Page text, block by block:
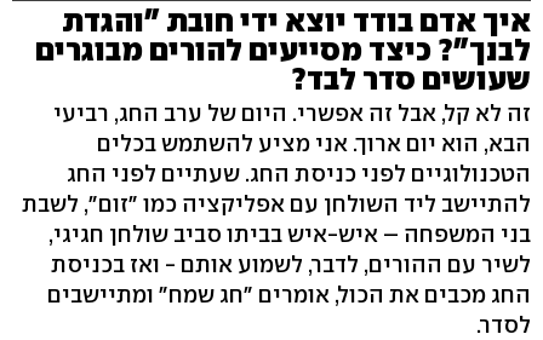
איך אדם בודד יוצא ידי חובת "והגדת
לבנך"? כיצד מסייעים להורים מבוגרים
שעושים סדר לבד?
זה לא קל, אבל זה אפשרי. היום של ערב החג, רביעי
הבא, הוא יום ארוך. אני מציע להשתמש בכלים
הטכנולוגיים לפני כניסת החג. שעתיים לפני החג
להתיישב ליד השולחן עם אפליקציה כמו "זום", לשבת
בני המשפחה – איש-איש בביתו סביב שולחן חגיגי,
לשיר עם ההורים, לדבר, לשמוע אותם - ואז בכניסת
החג מכבים את הכול, אומרים "חג שמח" ומתיישבים
לסדר.